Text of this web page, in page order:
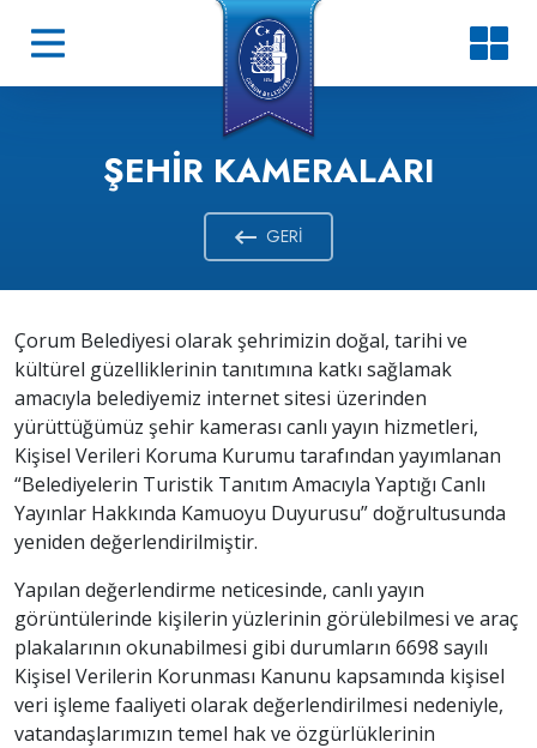
ŞEHIR KAMERALARI
GERI
Çorum Belediyesi olarak şehrimizin doğal, tarihi ve
kültürel güzelliklerinin tanıtımına katkı sağlamak
amacıyla belediyemiz internet sitesi üzerinden
yürüttüğümüz şehir kamerası canlı yayın hizmetleri,
Kişisel Verileri Koruma Kurumu tarafından yayımlanan
“Belediyelerin Turistik Tanıtım Amacıyla Yaptığı Canlı
Yayınlar Hakkında Kamuoyu Duyurusu” doğrultusunda
yeniden değerlendirilmiştir.
Yapılan değerlendirme neticesinde, canlı yayın
görüntülerinde kişilerin yüzlerinin görülebilmesi ve araç
plakalarının okunabilmesi gibi durumların 6698 sayılı
Kişisel Verilerin Korunması Kanunu kapsamında kişisel
veri işleme faaliyeti olarak değerlendirilmesi nedeniyle,
vatandaşlarımızın temel hak ve özgürlüklerinin